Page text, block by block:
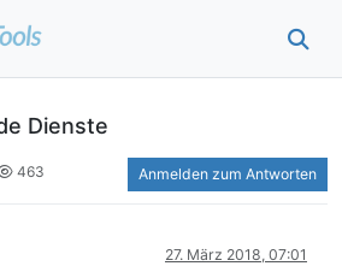
Dienste
463 Anmelden zum Antworten
27. März 2018, 07:01